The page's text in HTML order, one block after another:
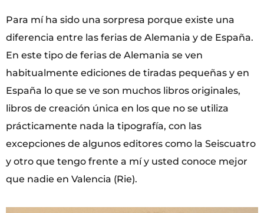
Para mí ha sido una sorpresa porque existe una
diferencia entre las ferias de Alemania y de España.
En este tipo de ferias de Alemania se ven
habitualmente ediciones de tiradas pequeñas y en
España lo que se ve son muchos libros originales,
libros de creación única en los que no se utiliza
prácticamente nada la tipografía, con las
excepciones de algunos editores como la Seiscuatro
y otro que tengo frente a mí y usted conoce mejor
que nadie en Valencia (Rie).